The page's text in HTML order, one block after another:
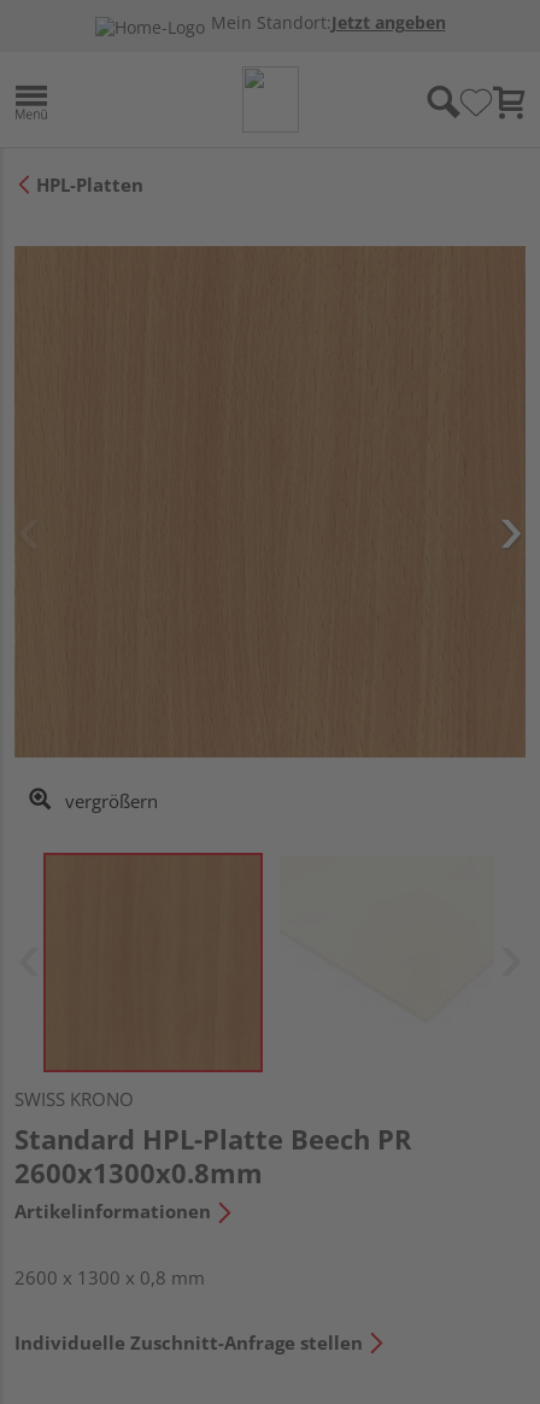
Mein Standort:Jetzt angeben
HPL-Platten
vergrößern
SWISS KRONO
Standard HPL-Platte Beech PR
2600x1300x0.8mm
Artikelinformationen
2600 x 1300 x 0,8 mm
Individuelle Zuschnitt-Anfrage stellen